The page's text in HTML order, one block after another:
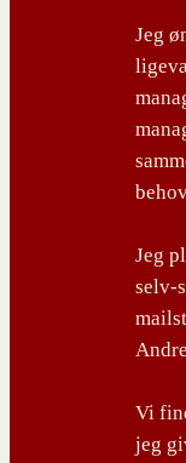
Jeg
Jeg
selv-
Vi
jeg